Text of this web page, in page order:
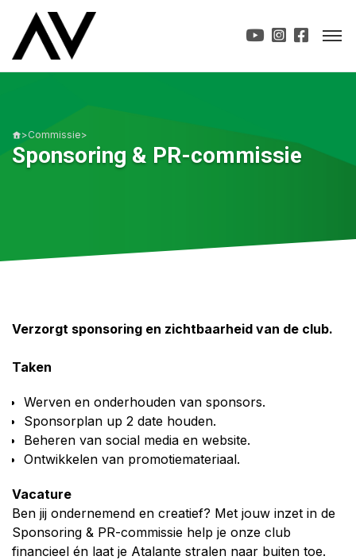
>Commissie>
Sponsoring & PR-commissie
Verzorgt sponsoring en zichtbaarheid van de club.
Taken
Werven en onderhouden van sponsors.
Sponsorplan up 2 date houden.
Beheren van social media en website.
Ontwikkelen van promotiemateriaal.
Vacature
Ben jij ondernemend en creatief? Met jouw inzet in de
Sponsoring & PR-commissie help je onze club
financieel én laat je Atalante stralen naar buiten toe.